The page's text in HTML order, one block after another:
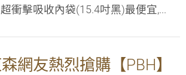
超衝擊吸收內袋(15.4吋黑)最便宜,...
網友熱烈搶購【PBH】